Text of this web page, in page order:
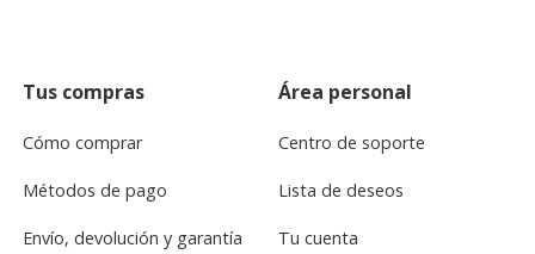
Tus compras
Cómo comprar
Métodos de pago
Envío, devolución y garantía
Área personal
Centro de soporte
Lista de deseos
Tu cuenta